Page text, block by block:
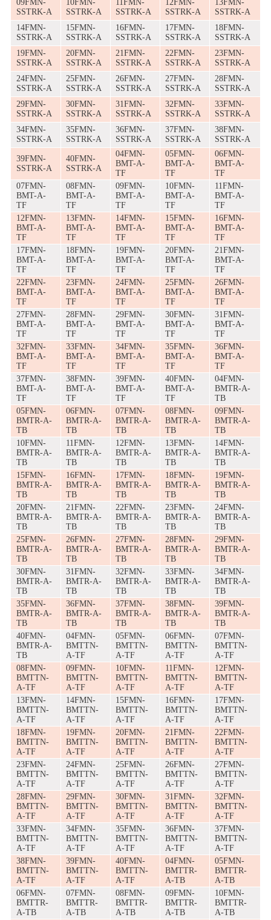
09FMN-
SSTRK-A
10FMN-
SSTRK-A
11FMN-
SSTRK-A
12FMN-
SSTRK-A
13FMN-
SSTRK-A
14FMN-
SSTRK-A
15FMN-
SSTRK-A
16FMN-
SSTRK-A
17FMN-
SSTRK-A
18FMN-
SSTRK-A
19FMN-
SSTRK-A
20FMN-
SSTRK-A
21FMN-
SSTRK-A
22FMN-
SSTRK-A
23FMN-
SSTRK-A
24FMN-
SSTRK-A
25FMN-
SSTRK-A
26FMN-
SSTRK-A
27FMN-
SSTRK-A
28FMN-
SSTRK-A
29FMN-
SSTRK-A
30FMN-
SSTRK-A
31FMN-
SSTRK-A
32FMN-
SSTRK-A
33FMN-
SSTRK-A
34FMN-
SSTRK-A
35FMN-
SSTRK-A
36FMN-
SSTRK-A
37FMN-
SSTRK-A
38FMN-
SSTRK-A
39FMN-
SSTRK-A
40FMN-
SSTRK-A
04FMN-
BMT-A-
TF
05FMN-
BMT-A-
TF
06FMN-
BMT-A-
TF
07FMN-
BMT-A-
TF
08FMN-
BMT-A-
TF
09FMN-
BMT-A-
TF
10FMN-
BMT-A-
TF
11FMN-
BMT-A-
TF
12FMN-
BMT-A-
TF
13FMN-
BMT-A-
TF
14FMN-
BMT-A-
TF
15FMN-
BMT-A-
TF
16FMN-
BMT-A-
TF
17FMN-
BMT-A-
TF
18FMN-
BMT-A-
TF
19FMN-
BMT-A-
TF
20FMN-
BMT-A-
TF
21FMN-
BMT-A-
TF
22FMN-
BMT-A-
TF
23FMN-
BMT-A-
TF
24FMN-
BMT-A-
TF
25FMN-
BMT-A-
TF
26FMN-
BMT-A-
TF
27FMN-
BMT-A-
TF
28FMN-
BMT-A-
TF
29FMN-
BMT-A-
TF
30FMN-
BMT-A-
TF
31FMN-
BMT-A-
TF
32FMN-
BMT-A-
TF
33FMN-
BMT-A-
TF
34FMN-
BMT-A-
TF
35FMN-
BMT-A-
TF
36FMN-
BMT-A-
TF
37FMN-
BMT-A-
TF
38FMN-
BMT-A-
TF
39FMN-
BMT-A-
TF
40FMN-
BMT-A-
TF
04FMN-
BMTR-A-
TB
05FMN-
BMTR-A-
TB
06FMN-
BMTR-A-
TB
07FMN-
BMTR-A-
TB
08FMN-
BMTR-A-
TB
09FMN-
BMTR-A-
TB
10FMN-
BMTR-A-
TB
11FMN-
BMTR-A-
TB
12FMN-
BMTR-A-
TB
13FMN-
BMTR-A-
TB
14FMN-
BMTR-A-
TB
15FMN-
BMTR-A-
TB
16FMN-
BMTR-A-
TB
17FMN-
BMTR-A-
TB
18FMN-
BMTR-A-
TB
19FMN-
BMTR-A-
TB
20FMN-
BMTR-A-
TB
21FMN-
BMTR-A-
TB
22FMN-
BMTR-A-
TB
23FMN-
BMTR-A-
TB
24FMN-
BMTR-A-
TB
25FMN-
BMTR-A-
TB
26FMN-
BMTR-A-
TB
27FMN-
BMTR-A-
TB
28FMN-
BMTR-A-
TB
29FMN-
BMTR-A-
TB
30FMN-
BMTR-A-
TB
31FMN-
BMTR-A-
TB
32FMN-
BMTR-A-
TB
33FMN-
BMTR-A-
TB
34FMN-
BMTR-A-
TB
35FMN-
BMTR-A-
TB
36FMN-
BMTR-A-
TB
37FMN-
BMTR-A-
TB
38FMN-
BMTR-A-
TB
39FMN-
BMTR-A-
TB
40FMN-
BMTR-A-
TB
04FMN-
BMTTN-
A-TF
05FMN-
BMTTN-
A-TF
06FMN-
BMTTN-
A-TF
07FMN-
BMTTN-
A-TF
08FMN-
BMTTN-
A-TF
09FMN-
BMTTN-
A-TF
10FMN-
BMTTN-
A-TF
11FMN-
BMTTN-
A-TF
12FMN-
BMTTN-
A-TF
13FMN-
BMTTN-
A-TF
14FMN-
BMTTN-
A-TF
15FMN-
BMTTN-
A-TF
16FMN-
BMTTN-
A-TF
17FMN-
BMTTN-
A-TF
18FMN-
BMTTN-
A-TF
19FMN-
BMTTN-
A-TF
20FMN-
BMTTN-
A-TF
21FMN-
BMTTN-
A-TF
22FMN-
BMTTN-
A-TF
23FMN-
BMTTN-
A-TF
24FMN-
BMTTN-
A-TF
25FMN-
BMTTN-
A-TF
26FMN-
BMTTN-
A-TF
27FMN-
BMTTN-
A-TF
28FMN-
BMTTN-
A-TF
29FMN-
BMTTN-
A-TF
30FMN-
BMTTN-
A-TF
31FMN-
BMTTN-
A-TF
32FMN-
BMTTN-
A-TF
33FMN-
BMTTN-
A-TF
34FMN-
BMTTN-
A-TF
35FMN-
BMTTN-
A-TF
36FMN-
BMTTN-
A-TF
37FMN-
BMTTN-
A-TF
38FMN-
BMTTN-
A-TF
39FMN-
BMTTN-
A-TF
40FMN-
BMTTN-
A-TF
04FMN-
BMTTR-
A-TB
05FMN-
BMTTR-
A-TB
06FMN-
BMTTR-
A-TB
07FMN-
BMTTR-
A-TB
08FMN-
BMTTR-
A-TB
09FMN-
BMTTR-
A-TB
10FMN-
BMTTR-
A-TB